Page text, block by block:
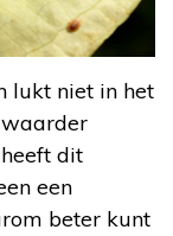
lukt niet in het
dit
een
beter kunt